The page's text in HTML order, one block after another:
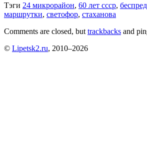
Тэги 24 микрорайон, 60 лет ссср,
маршрутки, светофор, стаханова
Comments are closed, but trackbacks and
© Lipetsk2.ru, 2010–2026